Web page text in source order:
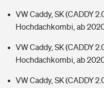
VW Caddy, SK (CADDY
Hochdachkombi, ab
VW Caddy, SK (CADDY
Hochdachkombi, ab
VW Caddy, SK (CADDY